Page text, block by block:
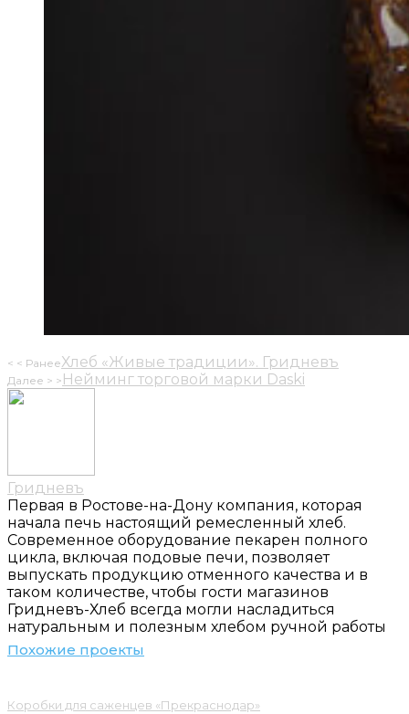
Хлеб «Живые традиции». Гридневъ
Нейминг торговой марки Daski
Гридневъ
Первая в Ростове-на-Дону компания, которая
начала печь настоящий ремесленный хлеб.
Современное оборудование пекарен полного
цикла, включая подовые печи, позволяет
выпускать продукцию отменного качества и в
таком количестве, чтобы гости магазинов
Гридневъ-Хлеб всегда могли насладиться
натуральным и полезным хлебом ручной работы
Похожие проекты
Коробки для саженцев «Прекраснодар»